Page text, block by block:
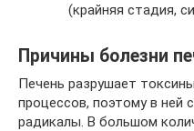
(крайняя стадия,
Причины болезни
Печень разрушает
процессов, поэтому в ней
радикалы. В большом